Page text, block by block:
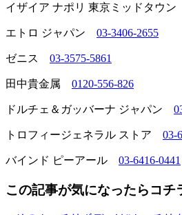
イザイア ナポリ 東京ミッドタウン
エトロ ジャパン 03-3406-2655
ゼニス 03-3575-5861
田中貴金属 0120-556-826
ドルチェ＆ガッバーナ ジャパン
トロフィージェネラル ストア 03-
バインド ピーアール 03-6416-0441
この記事が気になったらコチ